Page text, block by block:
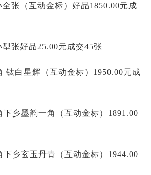
张（互动金标）好品1850.00元成
张好品25.00元成交45张
钛白星辉（互动金标）1950.00元成
下乡墨韵一角（互动金标）1891.00
下乡玄玉丹青（互动金标）1944.00